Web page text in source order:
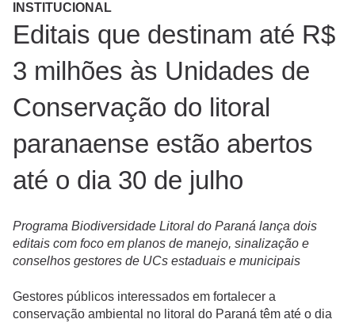
INSTITUCIONAL
Editais que destinam até R$
3 milhões às Unidades de
Conservação do litoral
paranaense estão abertos
até o dia 30 de julho
Programa Biodiversidade Litoral do Paraná lança dois
editais com foco em planos de manejo, sinalização e
conselhos gestores de UCs estaduais e municipais
Gestores públicos interessados em fortalecer a
conservação ambiental no litoral do Paraná têm até o dia